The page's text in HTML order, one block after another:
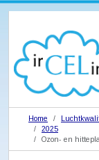
Home
2025
Ozon- en